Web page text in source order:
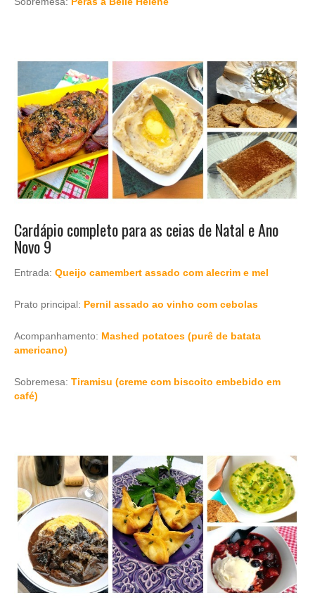
Cardápio completo para as ceias de Natal e Ano
Novo 9
Entrada: Queijo camembert assado com alecrim e mel
Prato principal: Pernil assado ao vinho com cebolas
Acompanhamento: Mashed potatoes (purê de batata
americano)
Sobremesa: Tiramisu (creme com biscoito embebido em
café)